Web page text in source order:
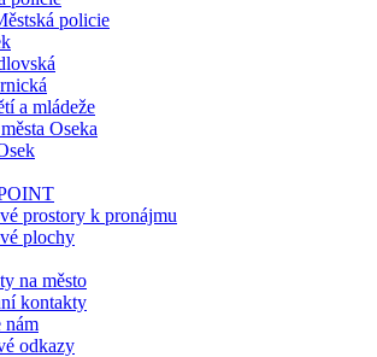
policie
a mládeže
Oseka
prostory k pronájmu
plochy
na město
kontakty
nám
odkazy